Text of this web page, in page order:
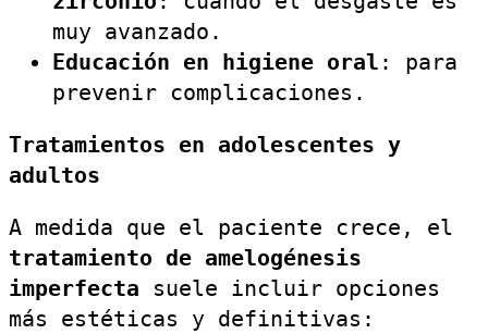
muy avanzado.
Educación en higiene oral : para
prevenir complicaciones.
Tratamientos en adolescentes y
adultos
A medida que el paciente crece, el
tratamiento de amelogénesis
imperfecta suele incluir opciones
más estéticas y definitivas: